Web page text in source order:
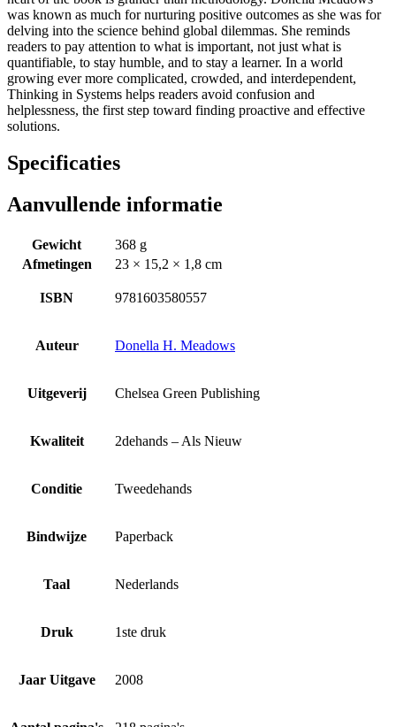
was known as much for nurturing positive outcomes as she was for
delving into the science behind global dilemmas. She reminds
readers to pay attention to what is important, not just what is
quantifiable, to stay humble, and to stay a learner. In a world
growing ever more complicated, crowded, and interdependent,
Thinking in Systems helps readers avoid confusion and
helplessness, the first step toward finding proactive and effective
solutions.
Specificaties
Aanvullende informatie
Gewicht
368 g
Afmetingen
23 × 15,2 × 1,8 cm
ISBN 9781603580557
Auteur Donella H. Meadows
Uitgeverij Chelsea Green Publishing
Kwaliteit 2dehands – Als Nieuw
Conditie Tweedehands
Bindwijze Paperback
Taal Nederlands
Druk 1ste druk
Jaar Uitgave 2008